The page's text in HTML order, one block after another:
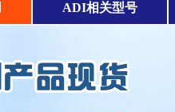
ADI相关型号